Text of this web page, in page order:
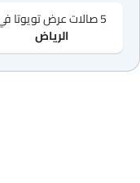
5 صالات عرض تويوتا في
الرياض‎